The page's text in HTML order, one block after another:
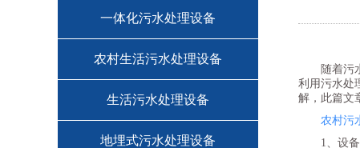
一体化污水处理设备
农村生活污水处理设备
生活污水处理设备
地埋式污水处理设备
随着污
利用污水处
解，此篇文
农村污
1、设